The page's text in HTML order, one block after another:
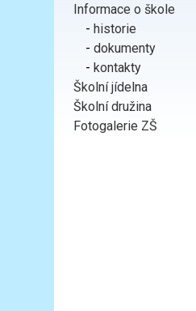
Informace o škole
-historie
-dokumenty
-kontakty
Školní jídelna
Školní družina
Fotogalerie ZŠ